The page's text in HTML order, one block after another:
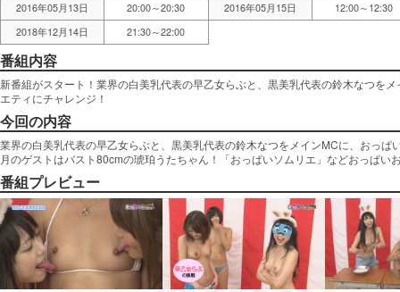
2016年05月13日
20:00～20:30 2016年05月15日
12:00～12:30
2018年12月14日
21:30～22:00
番組内容
新番組がスタート！業界の白美乳代表の早乙女らぶと、黒美乳代表の鈴木なつを
エティにチャレンジ！
今回の内容
業界の白美乳代表の早乙女らぶと、黒美乳代表の鈴木なつをメインMCに、おっ
月のゲストはバスト80cmの琥珀うたちゃん！「おっぱいソムリエ」などおっぱい
番組プレビュー